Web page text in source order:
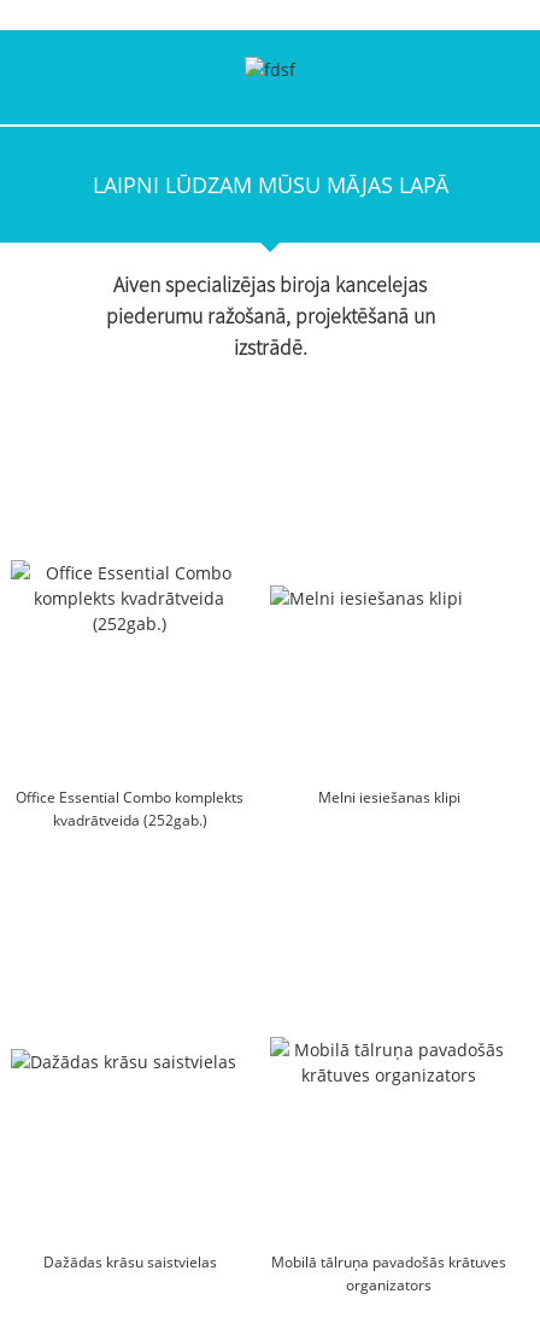
LAIPNI LŪDZAM MŪSU MĀJAS LAPĀ
Aiven specializējas biroja kancelejas
piederumu ražošanā, projektēšanā un
izstrādē.
Office Essential Combo komplekts
kvadrātveida (252gab.)
Melni iesiešanas klipi
Dažādas krāsu saistvielas
Mobilā tālruņa pavadošās krātuves
organizators